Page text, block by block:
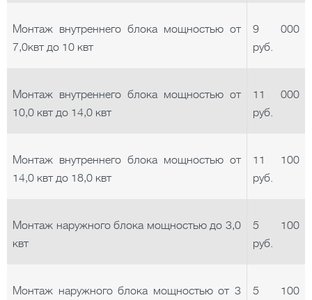
Монтаж внутреннего блока мощностью от
7,0квт до 10 квт
9 000
руб.
Монтаж внутреннего блока мощностью от
10,0 квт до 14,0 квт
11 000
руб.
Монтаж внутреннего блока мощностью от
14,0 квт до 18,0 квт
11 100
руб.
Монтаж наружного блока мощностью до 3,0
квт
5 100
руб.
Монтаж наружного блока мощностью от 3 5 100